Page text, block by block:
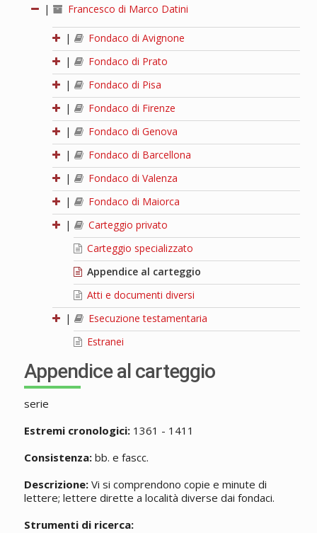
| Francesco di Marco Datini
|
Fondaco di Avignone
|
Fondaco di Prato
|
Fondaco di Pisa
|
Fondaco di Firenze
|
Fondaco di Genova
|
Fondaco di Barcellona
|
Fondaco di Valenza
|
Fondaco di Maiorca
|
Carteggio privato
Carteggio specializzato
Appendice al carteggio
Atti e documenti diversi
|
Esecuzione testamentaria
Estranei
Appendice al carteggio
serie
Estremi cronologici:1361 - 1411
Consistenza:bb. e fascc.
Descrizione:Vi si comprendono copie e minute di
lettere; lettere dirette a località diverse dai fondaci.
Strumenti di ricerca: